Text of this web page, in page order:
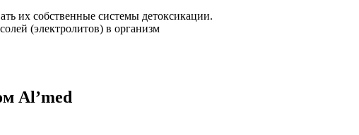
их собственные системы детоксикации.
(электролитов) в организм
Al’med